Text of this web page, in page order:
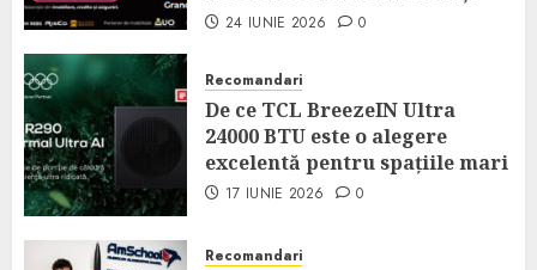
24 IUNIE 2026 0
Recomandari
De ce TCL BreezeIN Ultra
24000 BTU este o alegere
excelentă pentru spațiile mari
17 IUNIE 2026 0
Recomandari